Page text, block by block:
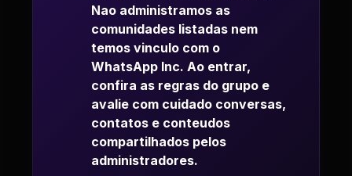
Nao administramos as
comunidades listadas nem
temos vinculo com o
WhatsApp Inc. Ao entrar,
confira as regras do grupo e
avalie com cuidado conversas,
contatos e conteudos
compartilhados pelos
administradores.